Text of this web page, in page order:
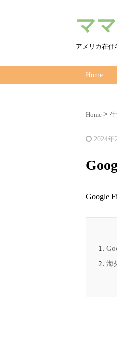
マ
アメリカ在住
Home
Home
2024年
Google
海